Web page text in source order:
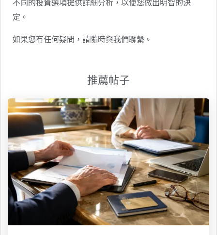
不同的投資選項提供詳細分析，以便您做出明智的決
定。
如果您有任何疑問，請隨時與我們聯繫。
推薦帖子